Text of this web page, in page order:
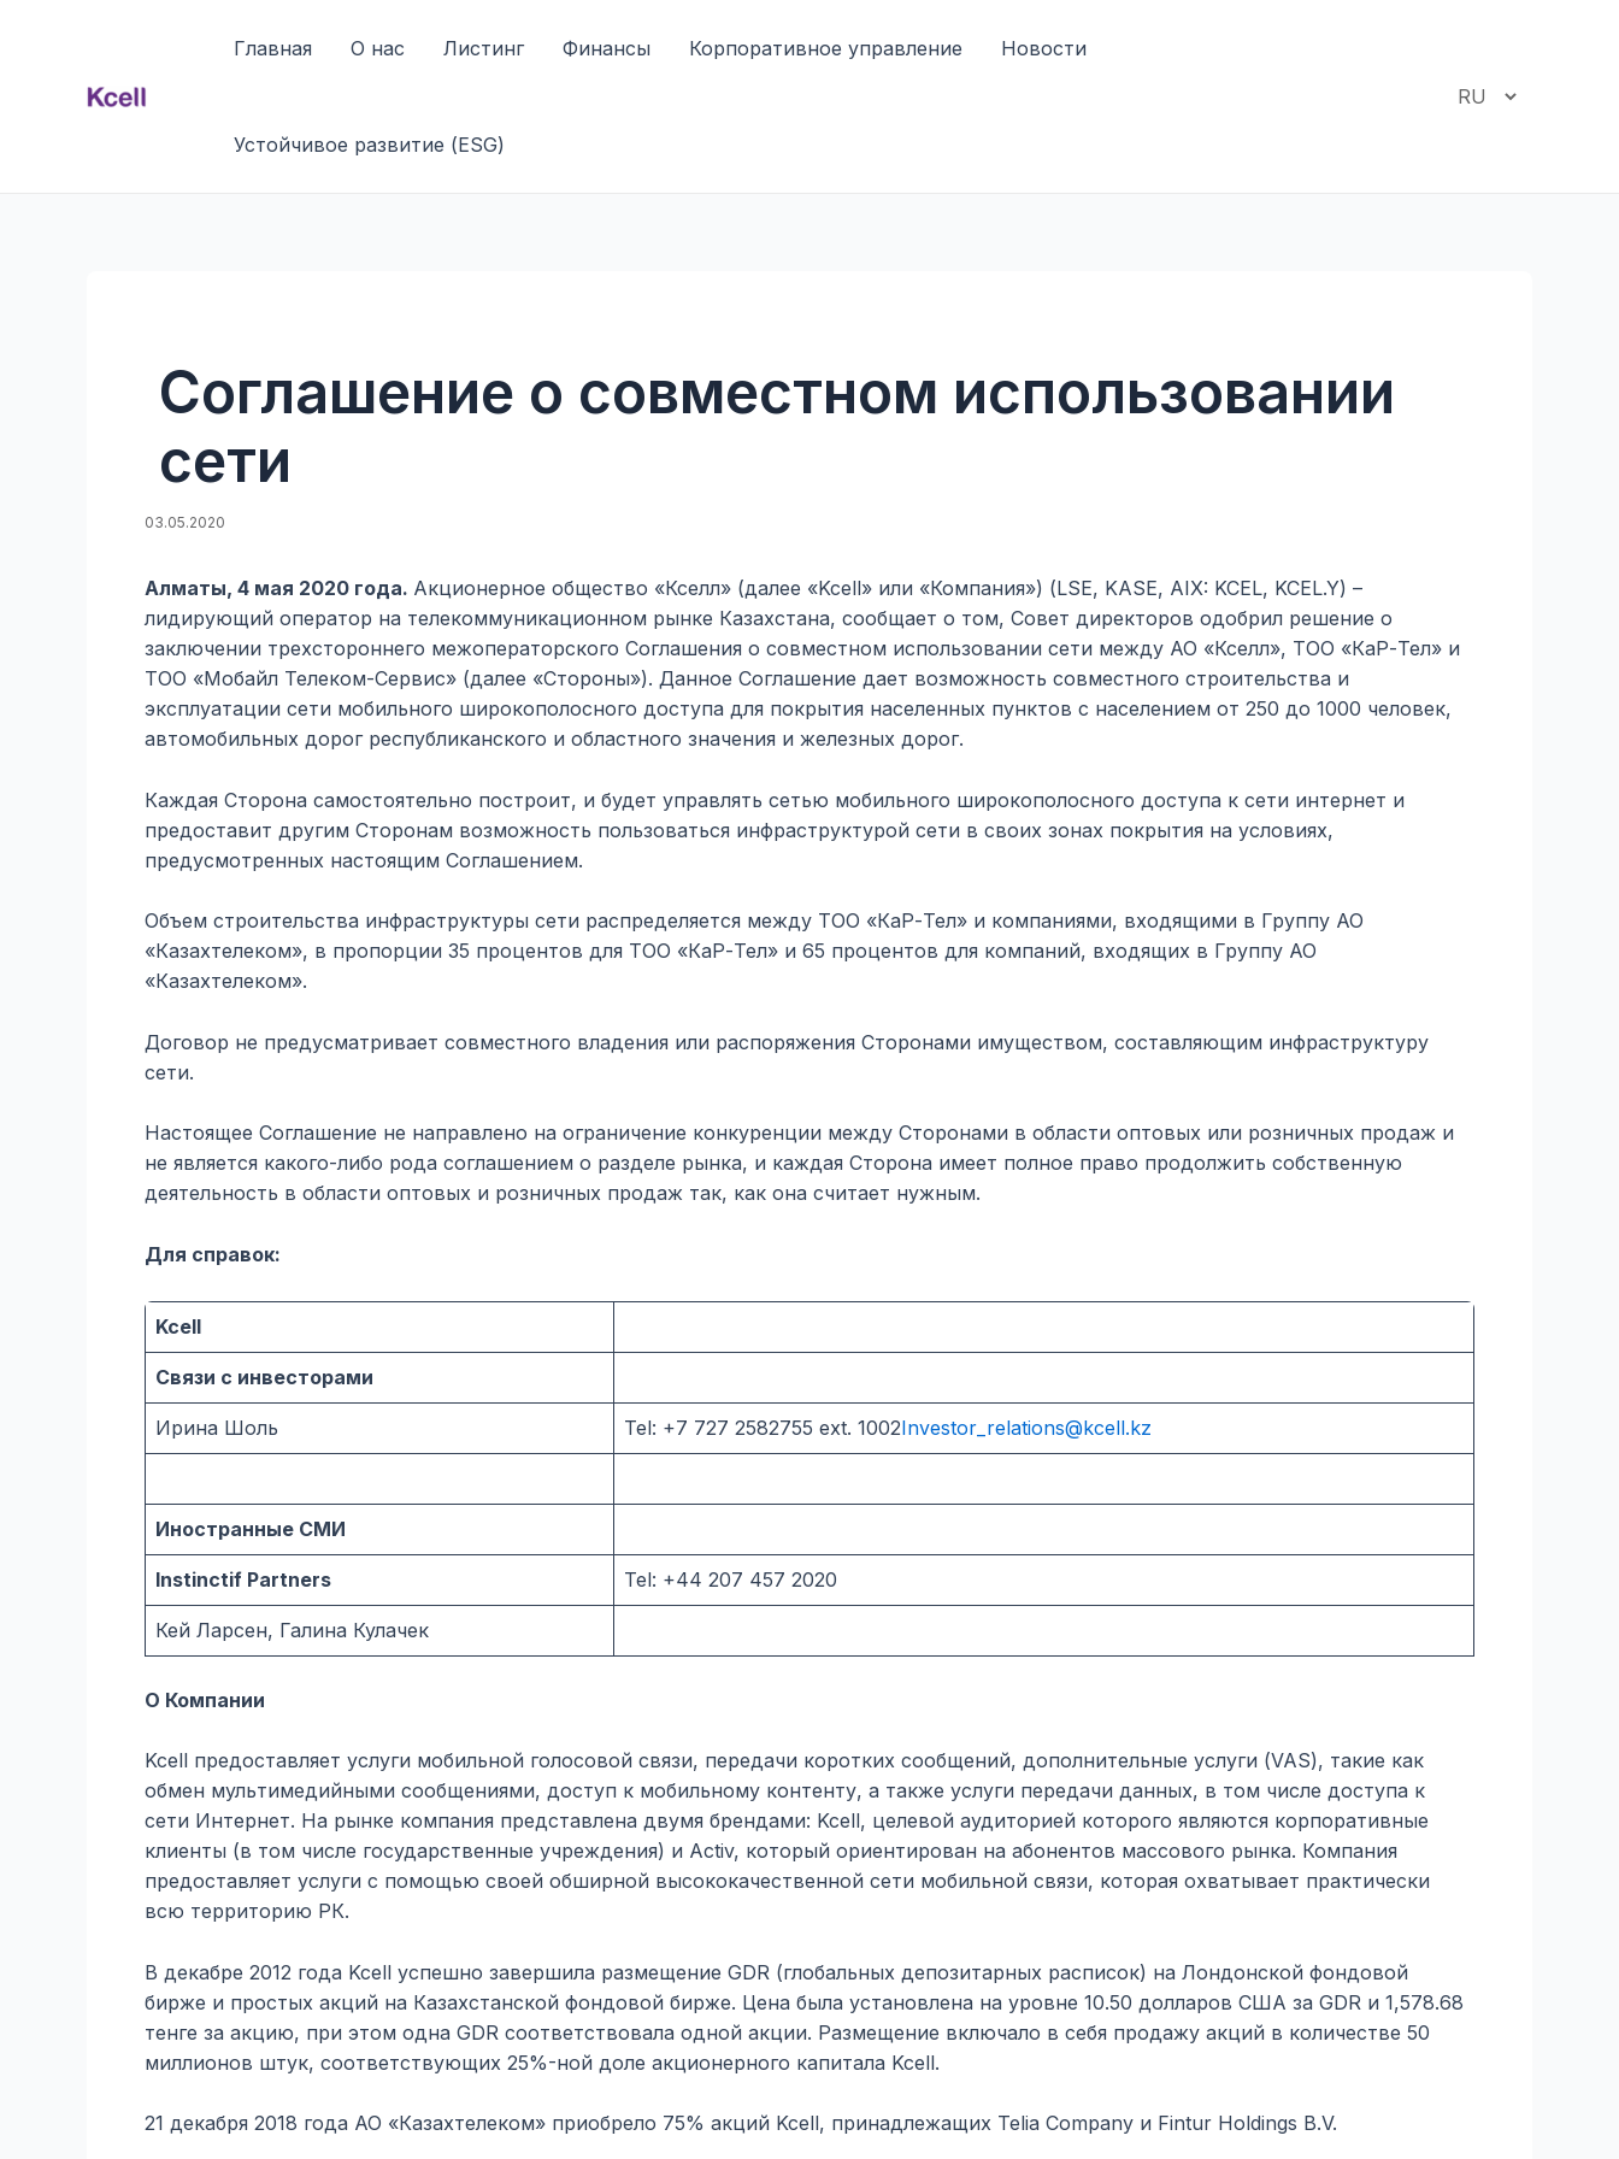
Главная О нас Листинг Финансы Корпоративное управление Новости
Устойчивое развитие (ESG)
Соглашение о совместном использовании
сети
03.05.2020
Алматы, 4 мая 2020 года. Акционерное общество «Кселл» (далее «Kcell» или «Компания») (LSE, KASE, AIX: KCEL, KCEL.Y) –
лидирующий оператор на телекоммуникационном рынке Казахстана, сообщает о том, Совет директоров одобрил решение о
заключении трехстороннего межоператорского Соглашения о совместном использовании сети между АО «Кселл», ТОО «КаР-Тел» и
ТОО «Мобайл Телеком-Сервис» (далее «Стороны»). Данное Соглашение дает возможность совместного строительства и
эксплуатации сети мобильного широкополосного доступа для покрытия населенных пунктов с населением от 250 до 1000 человек,
автомобильных дорог республиканского и областного значения и железных дорог.
Каждая Сторона самостоятельно построит, и будет управлять сетью мобильного широкополосного доступа к сети интернет и
предоставит другим Сторонам возможность пользоваться инфраструктурой сети в своих зонах покрытия на условиях,
предусмотренных настоящим Соглашением.
Объем строительства инфраструктуры сети распределяется между ТОО «КаР-Тел» и компаниями, входящими в Группу АО
«Казахтелеком», в пропорции 35 процентов для ТОО «КаР-Тел» и 65 процентов для компаний, входящих в Группу АО
«Казахтелеком».
Договор не предусматривает совместного владения или распоряжения Сторонами имуществом, составляющим инфраструктуру
сети.
Настоящее Соглашение не направлено на ограничение конкуренции между Сторонами в области оптовых или розничных продаж и
не является какого-либо рода соглашением о разделе рынка, и каждая Сторона имеет полное право продолжить собственную
деятельность в области оптовых и розничных продаж так, как она считает нужным.
Для справок:
Kcell
Связи с инвесторами
Ирина Шоль Tel: +7 727 2582755 ext. 1002Investor_relations@kcell.kz
Иностранные СМИ
Instinctif Partners Tel: +44 207 457 2020
Кей Ларсен, Галина Кулачек
О Компании
Kcell предоставляет услуги мобильной голосовой связи, передачи коротких сообщений, дополнительные услуги (VAS), такие как
обмен мультимедийными сообщениями, доступ к мобильному контенту, а также услуги передачи данных, в том числе доступа к
сети Интернет. На рынке компания представлена двумя брендами: Kcell, целевой аудиторией которого являются корпоративные
клиенты (в том числе государственные учреждения) и Activ, который ориентирован на абонентов массового рынка. Компания
предоставляет услуги с помощью своей обширной высококачественной сети мобильной связи, которая охватывает практически
всю территорию РК.
В декабре 2012 года Kcell успешно завершила размещение GDR (глобальных депозитарных расписок) на Лондонской фондовой
бирже и простых акций на Казахстанской фондовой бирже. Цена была установлена на уровне 10.50 долларов США за GDR и 1,578.68
тенге за акцию, при этом одна GDR соответствовала одной акции. Размещение включало в себя продажу акций в количестве 50
миллионов штук, соответствующих 25%-ной доле акционерного капитала Kcell.
21 декабря 2018 года АО «Казахтелеком» приобрело 75% акций Kcell, принадлежащих Telia Company и Fintur Holdings B.V.